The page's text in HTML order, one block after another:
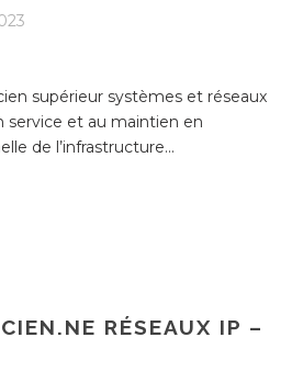
supérieur systèmes et réseaux
service et au maintien en
de l’infrastructure...
RÉSEAUX IP –